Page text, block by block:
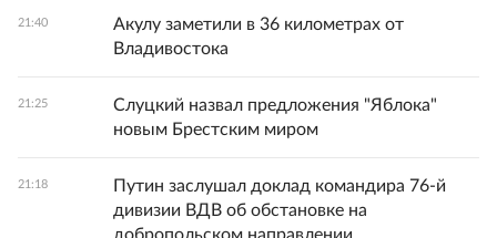
21:40
Акулу заметили в 36 километрах от
Владивостока
21:25
Слуцкий назвал предложения "Яблока"
новым Брестским миром
21:18
Путин заслушал доклад командира 76-й
дивизии ВДВ об обстановке на